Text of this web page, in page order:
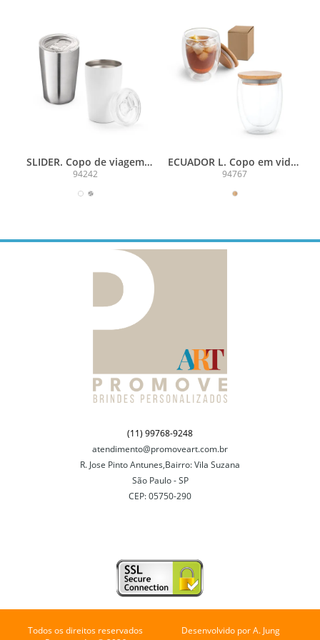
SLIDER. Copo de viagem
térmico para sublimação
dupla isolada a vácuo (380
94242
ECUADOR L. Copo em vidro
isotérmico (borossilicato),
isolada a ar (350 mL)
94767
(11) 99768-9248
atendimento@promoveart.com.br
R. Jose Pinto Antunes,Bairro: Vila Suzana
São Paulo - SP
CEP: 05750-290
Todos os direitos reservados
Desenvolvido porA. Jung